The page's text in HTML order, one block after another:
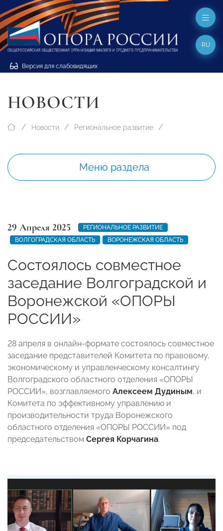
Версия для слабовидящих
RU
НОВОСТИ
Новости Региональное развитие
Меню раздела
29 Апреля 2025
РЕГИОНАЛЬНОЕ РАЗВИТИЕ
ВОЛГОГРАДСКАЯ ОБЛАСТЬ
ВОРОНЕЖСКАЯ ОБЛАСТЬ
Состоялось совместное
заседание Волгоградской и
Воронежской «ОПОРЫ
РОССИИ»
28 апреля в онлайн-формате состоялось совместное
заседание представителей Комитета по правовому,
экономическому и управленческому консалтингу
Волгоградского областного отделения «ОПОРЫ
РОССИИ», возглавляемого Алексеем Дудиным, и
Комитета по эффективному управлению и
производительности труда Воронежского
областного отделения «ОПОРЫ РОССИИ» под
председательством Сергея Корчагина.